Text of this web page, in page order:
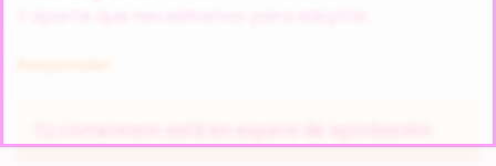
Responder